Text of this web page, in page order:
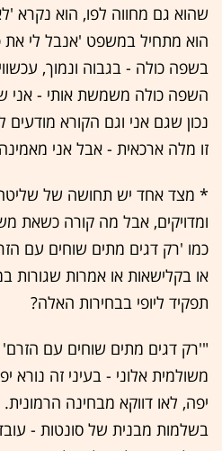
שהוא גם מחווה לפו, הוא נקרא
הוא מתחיל במשפט 'אנבל לי
בשפה כולה - בגבוה ונמוך, עכשווי
השפה כולה משמשת אותי - אני
נכון שגם אני וגם הקורא
זו מלה ארכאית - אבל אני
* מצד אחד יש תחושה של
ומדויקים, אבל מה קורה כשאת
כמו 'רק דגים מתים שוחים עם
או בקלישאות או אמרות שגורות
תפקיד ליופי בבחירות האלה?
"'רק דגים מתים שוחים עם
משולמית אלוני - בעיני זה נורא
יפה, לאו דווקא מבחינה
בשלמות מבנית של סונטות -